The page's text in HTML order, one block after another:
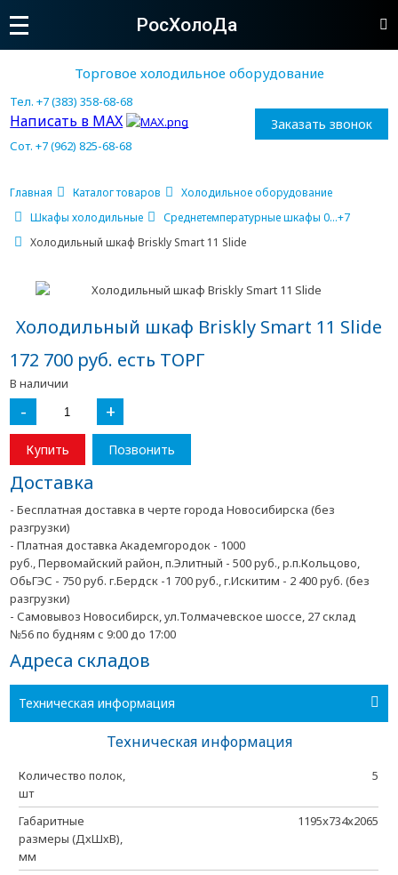
РосХолоДа
Торговое холодильное оборудование
Тел. +7 (383) 358-68-68
Написать в MAX
Сот. +7 (962) 825-68-68
Заказать звонок
Главная Каталог товаров
Холодильное оборудование
Шкафы холодильные
Среднетемпературные шкафы 0...+7
Холодильный шкаф Briskly Smart 11 Slide
Холодильный шкаф Briskly Smart 11 Slide
172 700 руб. есть ТОРГ
В наличии
- +
Купить Позвонить
Доставка
- Бесплатная доставка в черте города Новосибирска (без
разгрузки)
- Платная доставка Академгородок - 1000
руб., Первомайский район, п.Элитный - 500 руб., р.п.Кольцово,
ОбьГЭС - 750 руб. г.Бердск -1 700 руб., г.Искитим - 2 400 руб. (без
разгрузки)
- Самовывоз Новосибирск, ул.Толмачевское шоссе, 27 склад
№56 по будням с 9:00 до 17:00
Адреса складов
Техническая информация
Техническая информация
Количество полок,
шт
5
Габаритные
размеры (ДхШхВ),
мм
1195x734x2065